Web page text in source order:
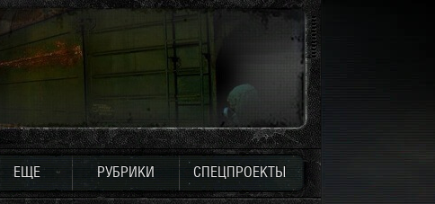
ЕЩЕ РУБРИКИ СПЕЦПРОЕКТЫ